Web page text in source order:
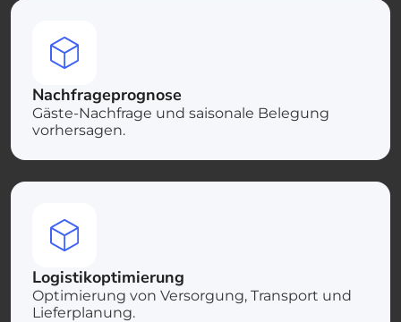
Nachfrageprognose
Gäste-Nachfrage und saisonale Belegung
vorhersagen.
Logistikoptimierung
Optimierung von Versorgung, Transport und
Lieferplanung.